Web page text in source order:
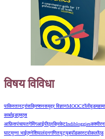
विषय विविधा
पाकिस्तानट्रांसक्रिप्शनसमुद्र विज्ञानMOOCटॉलीवुड
कार्बाइडएमएस
आफ़िसपंचायतगेमिंगआईपीएलक्रिकेटIndibloggiesकश्मीर
घाटमुन्ना भाईएम्नेशियालंदनगणितयूट्यूबपॉडकास्टवोकलॉएड